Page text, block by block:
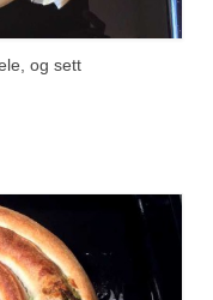
og sett